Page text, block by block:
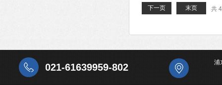
共
下一页 末页
021-61639959-802 浦